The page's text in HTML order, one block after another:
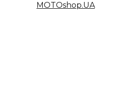
MOTOshop.UA